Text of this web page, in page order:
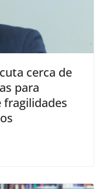
cerca de
para
fragilidades